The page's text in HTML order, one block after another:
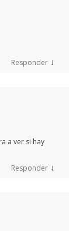
Responder ↓
a ver si hay
Responder ↓